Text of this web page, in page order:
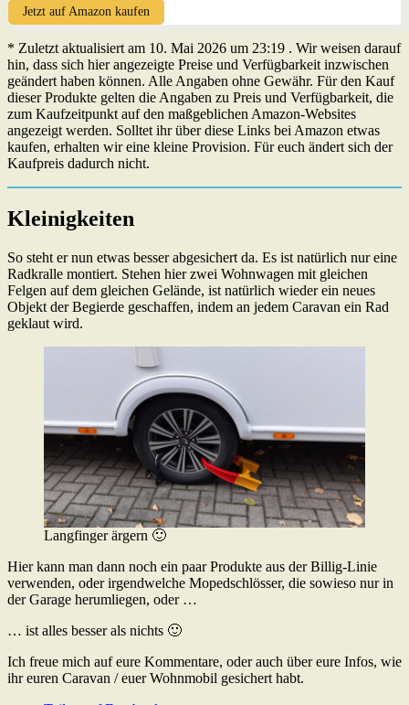
Jetzt auf Amazon kaufen
* Zuletzt aktualisiert am 10. Mai 2026 um 23:19 . Wir weisen darauf
hin, dass sich hier angezeigte Preise und Verfügbarkeit inzwischen
geändert haben können. Alle Angaben ohne Gewähr. Für den Kauf
dieser Produkte gelten die Angaben zu Preis und Verfügbarkeit, die
zum Kaufzeitpunkt auf den maßgeblichen Amazon-Websites
angezeigt werden. Solltet ihr über diese Links bei Amazon etwas
kaufen, erhalten wir eine kleine Provision. Für euch ändert sich der
Kaufpreis dadurch nicht.
Kleinigkeiten
So steht er nun etwas besser abgesichert da. Es ist natürlich nur eine
Radkralle montiert. Stehen hier zwei Wohnwagen mit gleichen
Felgen auf dem gleichen Gelände, ist natürlich wieder ein neues
Objekt der Begierde geschaffen, indem an jedem Caravan ein Rad
geklaut wird.
Langfinger ärgern 🙂
Hier kann man dann noch ein paar Produkte aus der Billig-Linie
verwenden, oder irgendwelche Mopedschlösser, die sowieso nur in
der Garage herumliegen, oder …
… ist alles besser als nichts 🙂
Ich freue mich auf eure Kommentare, oder auch über eure Infos, wie
ihr euren Caravan / euer Wohnmobil gesichert habt.